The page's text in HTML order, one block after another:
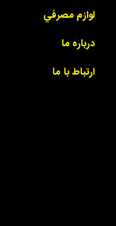
لوازم مصرفي
درباره ما
ارتباط با ما